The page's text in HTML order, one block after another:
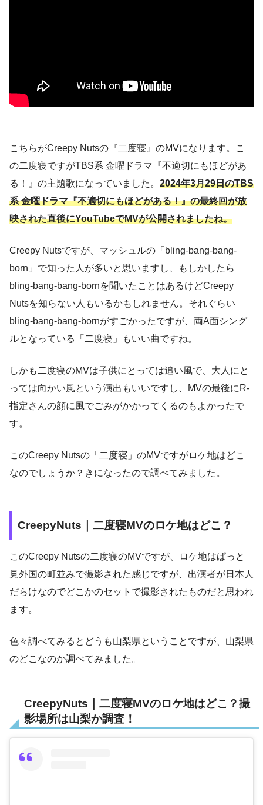
こちらがCreepy Nutsの『二度寝』のMVになります。こ
の二度寝ですがTBS系 金曜ドラマ『不適切にもほどがあ
る！』の主題歌になっていました。 2024年3月29日のTBS
系 金曜ドラマ『不適切にもほどがある！』の最終回が放
映された直後にYouTubeでMVが公開されましたね。
Creepy Nutsですが、マッシュルの「bling-bang-bang-
born」で知った人が多いと思いますし、もしかしたら
bling-bang-bang-bornを聞いたことはあるけどCreepy
Nutsを知らない人もいるかもしれません。それぐらい
bling-bang-bang-bornがすごかったですが、両A面シング
ルとなっている「二度寝」もいい曲ですね。
しかも二度寝のMVは子供にとっては追い風で、大人にと
っては向かい風という演出もいいですし、MVの最後にR-
指定さんの顔に風でごみがかかってくるのもよかったで
す。
このCreepy Nutsの「二度寝」のMVですがロケ地はどこ
なのでしょうか？きになったので調べてみました。
CreepyNuts｜二度寝MVのロケ地はどこ？
このCreepy Nutsの二度寝のMVですが、ロケ地はぱっと
見外国の町並みで撮影された感じですが、出演者が日本人
だらけなのでどこかのセットで撮影されたものだと思われ
ます。
色々調べてみるとどうも山梨県ということですが、山梨県
のどこなのか調べてみました。
CreepyNuts｜二度寝MVのロケ地はどこ？撮
影場所は山梨か調査！